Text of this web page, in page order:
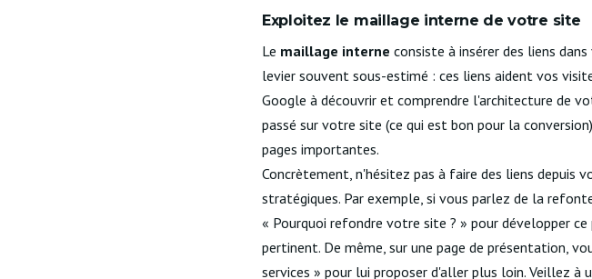
Exploitez le maillage interne de votre site
Le maillage interne consiste à insérer des liens
levier souvent sous-estimé : ces liens aident vos
Google à découvrir et comprendre l'architecture de
passé sur votre site (ce qui est bon pour la conversion)
pages importantes.
Concrètement, n'hésitez pas à faire des liens depuis
stratégiques. Par exemple, si vous parlez de la
« Pourquoi refondre votre site ? » pour développer
pertinent. De même, sur une page de présentation,
services » pour lui proposer d'aller plus loin. Veillez